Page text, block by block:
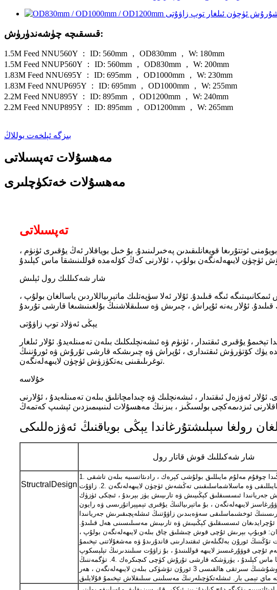
قىسقىچە چۈشەندۈرۈش:
1.5M Feed NNU560Y ： ID: 560mm ， OD830mm ， W: 180mm
1.5M Feed NNUP560Y ： ID: 560mm ， OD830mm ， W: 200mm
1.83M Feed NNU695Y ： ID: 695mm ， OD1000mm ， W: 230mm
1.83M Feed NNUP695Y ： ID: 695mm ， OD1000mm ， W: 255mm
2.2M Feed NNU895Y ： ID: 895mm ， OD1200mm ， W: 240mm
2.2M Feed NNUP895Y ： ID: 895mm ， OD1200mm ， W: 265mm
بىزگە ئېلخەت يوللاڭ
مەھسۇلات تەپسىلاتى
مەھسۇلات خەتكۈچلىرى
تەپسىلاتى
ئوتتۇرىغا قويغانلىقىدىن پەخىرلىنىدۇ. بۇ خىل بوياقلار ئەڭ يۇقىرى ئۈنۈم ،
شار شەكىللىك رول ئېلىش
ئىگە قىلىدۇ. ئۇلار ئەلا سۈپەتلىك ماتېرىياللاردىن ياسالغان بولۇپ ،
يېڭى ئەۋلاد توپ زاۋۇتى
يۇقىرى ئىقتىدار ، ئۈنۈم ۋە ئىشەنچلىكلىك بىلەن تەمىنلەيدۇ. ئۇلار ئىلغار
يۈك كۆتۈرۈش ئىقتىدارى ، ئۇپراش ۋە چىرىشكە قارشى تۇرۇش ۋە ئورۇننىڭ
توغرىلىقىنى يەتكۈزۈش ئۈچۈن لايىھەلەنگەن.
خۇلاسە
ئەۋزەل ئىقتىدار ، ئىشەنچلىك ۋە چىدامچانلىق بىلەن تەمىنلەيدۇ ، ئۇلارنى
شار شەكىللىك قوش قاتار رول
StructralDesign
1. زاۋۇتنىڭ تۇڭىدا چوقۇم مەلۇم مايىللىق بولۇشى كېرەك ، رادىئاتسىيە بىلەن تاشقى
ئۈزۈك زاۋۇتنىڭ مايىللىقى ۋە ماسلاشماسلىقىنى تەڭشەش ئۈچۈن لايىھەلەنگەن .2. زاۋۇت
جەريانىدا ئىسسىقلىق كېڭىيىش ۋە تارىيىش يۈز بېرىدۇ ، ئىچكى ئۈزۈك
لايىھەلەنگەن ، بۇ ماتېرىيالنىڭ يۇقىرى تېمپېراتۇرىسى ۋە رايون
ئوخشىماسلىقى سەۋەبىدىن زاۋۇتنىڭ ئىشلەپچىقىرىش جەريانىدا
ئۇچرايدىغان ئىسسىقلىق كېڭىيىش ۋە تارىيىش مەسىلىسىنى ھەل قىلىدۇ.
قويۇپ بېرىش ئۇچى قوش چىشلىق چاق بىلەن لايىھەلەنگەن بولۇپ ،
تۇڭىنىڭ ئورۇن بەلگىلەش ئىقتىدارىنى قاندۇرىدۇ ۋە مەشغۇلاتنى تېخىمۇ
ئۇچى قوۋۇرغىسىز لايىھە قوللىنىدۇ ، بۇ زاۋۇت سىلىندىرنىڭ تېلېسكوپ
ئىقتىدارىغا ماس كېلىدۇ ، يۈرۈشكە قارشى تۇرۇش كۈچى كىچىكرەك .4. تۈگمەننىڭ
سىلىقلاش مېيى: توشۇشنىڭ سىرتقى ھالقىسى 3 ئورۇن تۆشۈكى بىلەن لايىھەلەنگەن ، ھەر